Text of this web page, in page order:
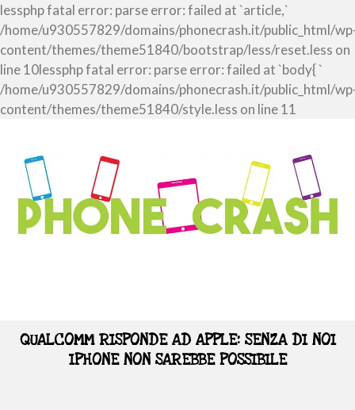
lessphp fatal error: parse error: failed at `article,`
/home/u930557829/domains/phonecrash.it/public_html/
content/themes/theme51840/bootstrap/less/reset.less on
line 10lessphp fatal error: parse error: failed at `body{ `
/home/u930557829/domains/phonecrash.it/public_html/
content/themes/theme51840/style.less on line 11
QUALCOMM RISPONDE AD APPLE: SENZA DI NOI
IPHONE NON SAREBBE POSSIBILE